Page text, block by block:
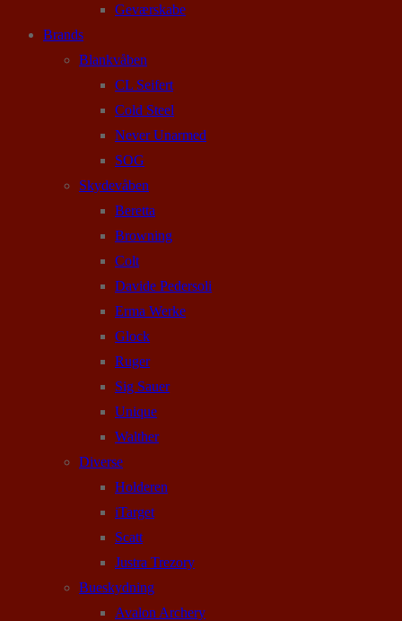
Geværskabe
Brands
Blankvåben
CL Seifert
Cold Steel
Never Unarmed
SOG
Skydevåben
Beretta
Browning
Colt
Davide Pedersoli
Erma Werke
Glock
Ruger
Sig Sauer
Unique
Walther
Diverse
Holderen
iTarget
Scatt
Justra Trezory
Bueskydning
Avalon Archery